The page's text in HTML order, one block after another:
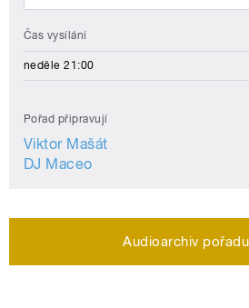
Čas vysílání
neděle 21:00
Pořad připravují
Viktor Mašát
DJ Maceo
Audioarchiv pořadu